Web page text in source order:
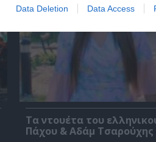
Data Deletion Data Access
Τα ντουέτα του
Πάχου & Αδάμ